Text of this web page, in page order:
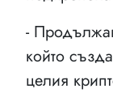
-
който
целия